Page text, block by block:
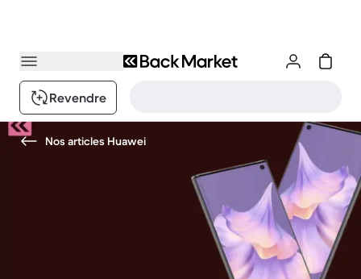
Revendre
Nos articles Huawei